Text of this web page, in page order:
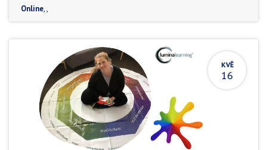
Online,,
KVĚ
16